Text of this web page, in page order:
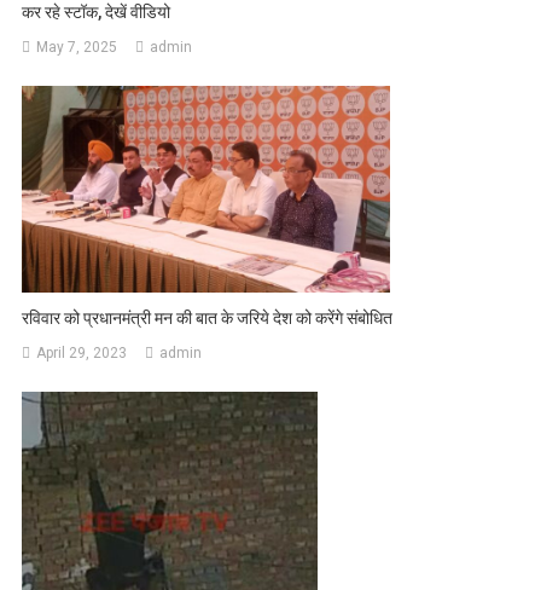
कर रहे स्टॉक, देखें वीडियो
May 7, 2025 admin
रविवार को प्रधानमंत्री मन की बात के जरिये देश को करेंगे संबोधित
April 29, 2023 admin